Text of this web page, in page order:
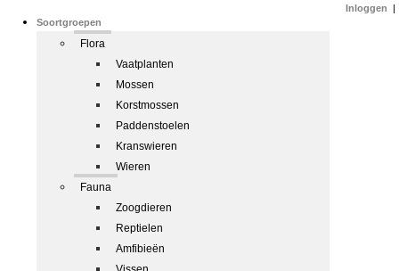
Soortgroepen
Flora
Vaatplanten
Mossen
Korstmossen
Paddenstoelen
Kranswieren
Wieren
Fauna
Zoogdieren
Reptielen
Amfibieën
Inloggen |